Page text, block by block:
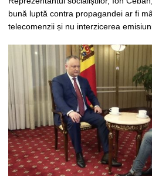
bună luptă contra propagandei ar fi
telecomenzii și nu interzicerea